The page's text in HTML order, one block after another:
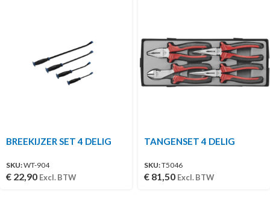
BREEKIJZER SET 4 DELIG
SKU:WT-904
€ 22,90 Excl. BTW
TANGENSET 4 DELIG
SKU:T5046
€ 81,50 Excl. BTW